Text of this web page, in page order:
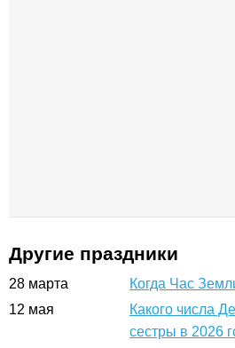
Другие праздники
28 марта
Когда Час
12 мая
Какого числа
сестры в 2026